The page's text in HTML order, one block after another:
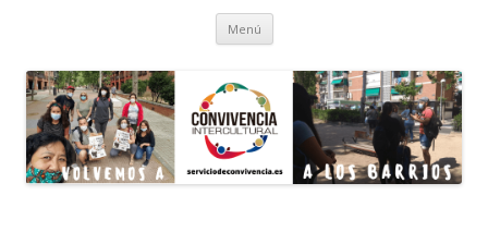
Menú Saltar
contenido